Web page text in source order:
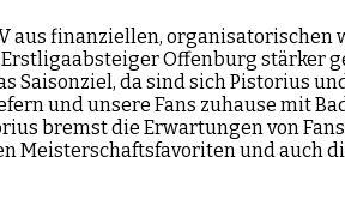
aus finanziellen,
Offenburg stärker
Saisonziel, da sind sich Pistorius
und unsere Fans zuhause mit
bremst die Erwartungen von
Meisterschaftsfavoriten und auch